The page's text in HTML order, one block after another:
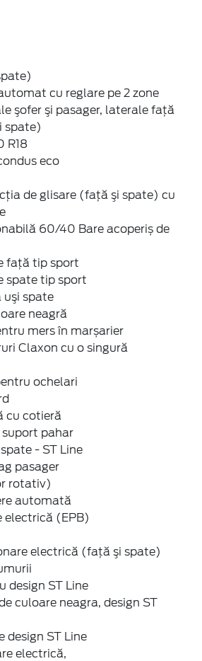
cu reglare pe 2 zone
şofer şi pasager, laterale faţă
spate)
R18
eco
de glisare (faţă şi spate) cu
60/40 Bare acoperiș de
faţă tip sport
spate tip sport
uşi spate
neagră
mers în marșarier
Claxon cu o singură
ochelari
cu cotieră
pahar
- ST Line
pasager
rotativ)
automată
electrică (EPB)
electrică (faţă şi spate)
design ST Line
culoare neagra, design ST
design ST Line
electrică,